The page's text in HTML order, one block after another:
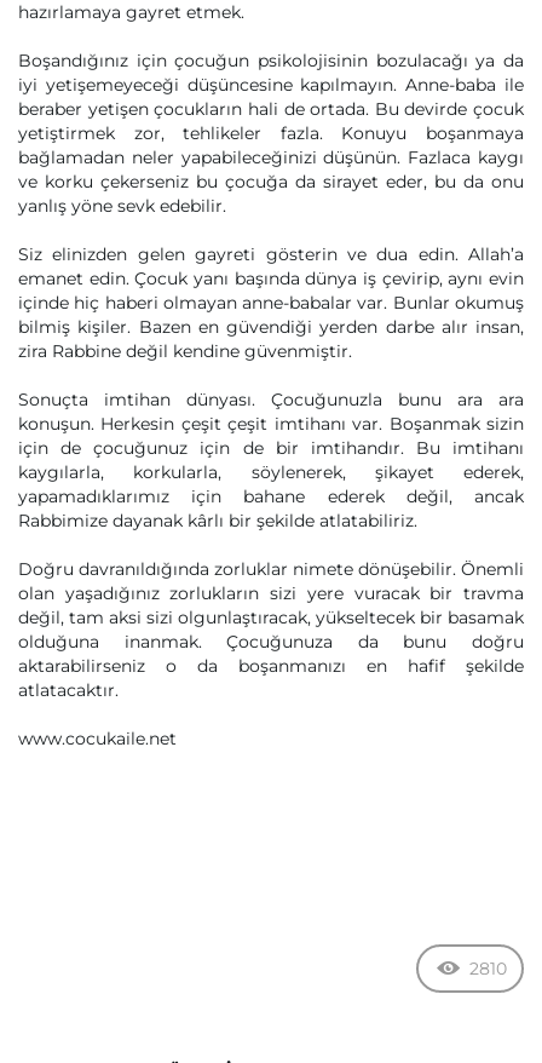
hazırlamaya gayret etmek.
Boşandığınız için çocuğun psikolojisinin bozulacağı ya da
iyi yetişemeyeceği düşüncesine kapılmayın. Anne-baba ile
beraber yetişen çocukların hali de ortada. Bu devirde çocuk
yetiştirmek zor, tehlikeler fazla. Konuyu boşanmaya
bağlamadan neler yapabileceğinizi düşünün. Fazlaca kaygı
ve korku çekerseniz bu çocuğa da sirayet eder, bu da onu
yanlış yöne sevk edebilir.
Siz elinizden gelen gayreti gösterin ve dua edin. Allah’a
emanet edin. Çocuk yanı başında dünya iş çevirip, aynı evin
içinde hiç haberi olmayan anne-babalar var. Bunlar okumuş
bilmiş kişiler. Bazen en güvendiği yerden darbe alır insan,
zira Rabbine değil kendine güvenmiştir.
Sonuçta imtihan dünyası. Çocuğunuzla bunu ara ara
konuşun. Herkesin çeşit çeşit imtihanı var. Boşanmak sizin
için de çocuğunuz için de bir imtihandır. Bu imtihanı
kaygılarla, korkularla, söylenerek, şikayet ederek,
yapamadıklarımız için bahane ederek değil, ancak
Rabbimize dayanak kârlı bir şekilde atlatabiliriz.
Doğru davranıldığında zorluklar nimete dönüşebilir. Önemli
olan yaşadığınız zorlukların sizi yere vuracak bir travma
değil, tam aksi sizi olgunlaştıracak, yükseltecek bir basamak
olduğuna inanmak. Çocuğunuza da bunu doğru
aktarabilirseniz o da boşanmanızı en hafif şekilde
atlatacaktır.
www.cocukaile.net
2810